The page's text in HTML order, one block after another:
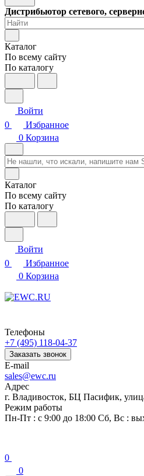
Дистрибьютор сетевого,
Каталог
По всему сайту
По каталогу
Войти
0
Избранное
0 Корзина
Каталог
По всему сайту
По каталогу
Войти
0
Избранное
0 Корзина
Телефоны
+7 (495) 118-04-37
Заказать звонок
E-mail
sales@ewc.ru
Адрес
г. Владивосток, БЦ Пасифик,
Режим работы
Пн-Пт : с 9:00 до 18:00 Сб, Вс :
0
0